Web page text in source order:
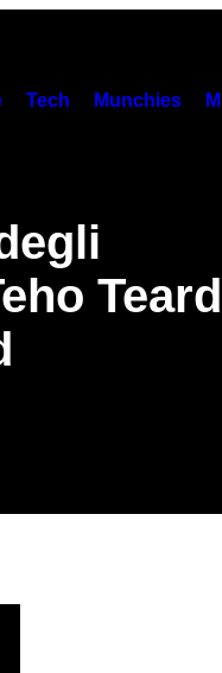
Tech Munchies